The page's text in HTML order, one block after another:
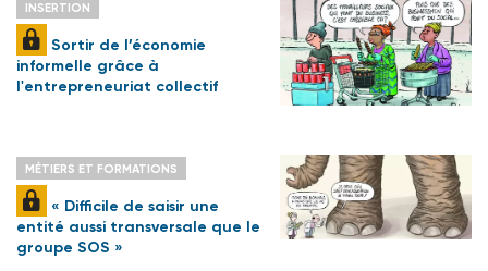
INSERTION
Sortir de l’économie
informelle grâce à
l'entrepreneuriat collectif
MÉTIERS ET FORMATIONS
« Difficile de saisir une
entité aussi transversale que le
groupe SOS »